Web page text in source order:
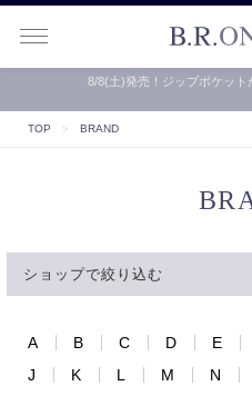
【B.R.ONLINE】一部店舗の夏
TOP ＞ BRAND
ショップで絞り込む
A B C D E
J
K L M N